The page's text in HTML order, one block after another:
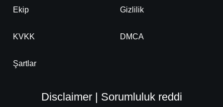
Ekip Gizlilik
KVKK DMCA
Şartlar
Disclaimer | Sorumluluk reddi